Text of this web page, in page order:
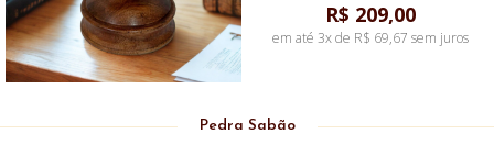
R$ 209,00
em até 3x de R$ 69,67 sem juros
R$ 199,00
em até 2x de R$ 99,50 sem juros
Pedra Sabão